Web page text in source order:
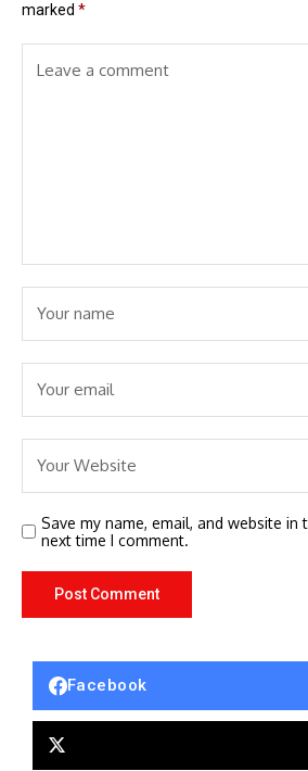
marked *
Save my name, email, and website
next time I comment.
Facebook